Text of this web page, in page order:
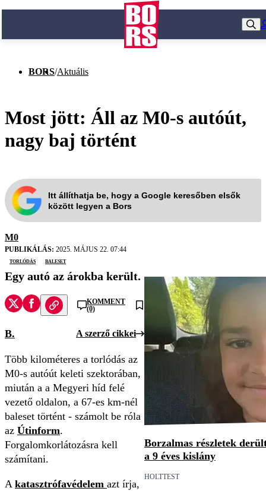
BORS/Aktuális
Most jött: Áll az M0-s autóút,
nagy baj történt
Itt állíthatja be, hogy a Google keresőben elsők
között legyen a Bors
M0
PUBLIKÁLÁS: 2025. MÁJUS 22. 07:44
torlódás
baleset
Egy autó az árokba került.
KOMMENT
(0)
B. A szerző cikkei
Több kilométeres a torlódás az
M0-s autóút keleti szektorában,
miután a a Megyeri híd felé
vezető oldalon, a 67-es km-nél
baleset történt - számolt be róla
az Útinform.
Forgalomkorlátozásra kell
számítani.
A katasztrófavédelem azt írja,
Borzalmas részletek
a 9 éves kislány
HOLTTEST